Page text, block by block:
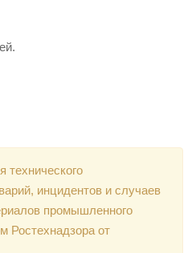
технического
инцидентов и случаев
промышленного
Ростехнадзора от